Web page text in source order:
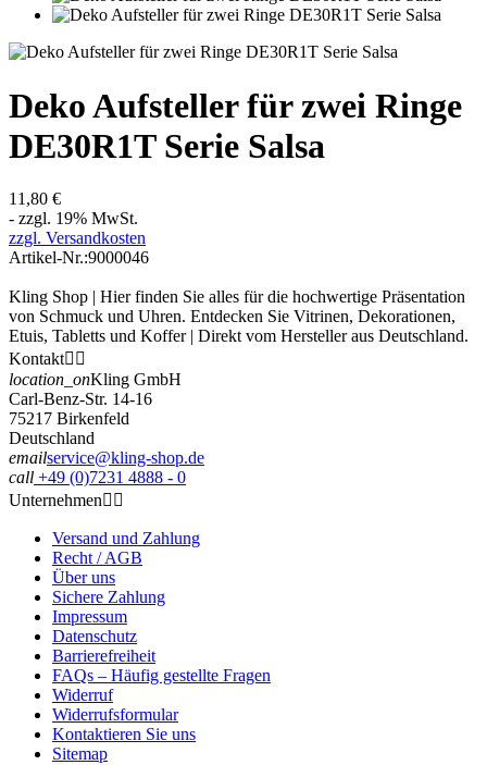
Deko Aufsteller für zwei Ringe
DE30R1T Serie Salsa
11,80 €
- zzgl. 19% MwSt.
zzgl. Versandkosten
Artikel-Nr.:9000046
Kling Shop | Hier finden Sie alles für die hochwertige Präsentation
von Schmuck und Uhren. Entdecken Sie Vitrinen, Dekorationen,
Etuis, Tabletts und Koffer | Direkt vom Hersteller aus Deutschland.
Kontakt 
location_onKling GmbH
Carl-Benz-Str. 14-16
75217 Birkenfeld
Deutschland
emailservice@kling-shop.de
call +49 (0)7231 4888 - 0
Unternehmen 
Versand und Zahlung
Recht / AGB
Über uns
Sichere Zahlung
Impressum
Datenschutz
Barrierefreiheit
FAQs – Häufig gestellte Fragen
Widerruf
Widerrufsformular
Kontaktieren Sie uns
Sitemap